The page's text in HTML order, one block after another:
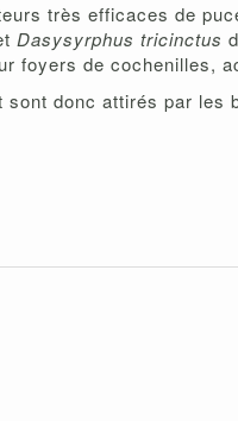
très efficaces de
Dasysyrphus tricinctus
foyers de cochenilles,
donc attirés par les